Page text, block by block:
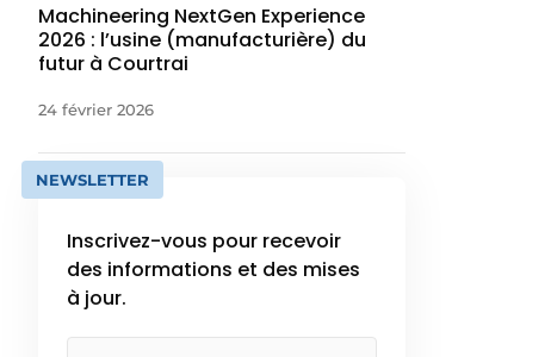
Machineering NextGen Experience
2026 : l’usine (manufacturière) du
futur à Courtrai
24 février 2026
NEWSLETTER
Inscrivez-vous pour recevoir
des informations et des mises
à jour.